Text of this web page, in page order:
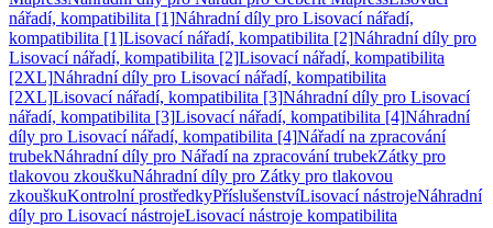
nářadí, kompatibilita [1]Náhradní díly pro Lisovací nářadí,
kompatibilita [1]Lisovací nářadí, kompatibilita [2]Náhradní díly pro
Lisovací nářadí, kompatibilita [2]Lisovací nářadí, kompatibilita
[2XL]Náhradní díly pro Lisovací nářadí, kompatibilita
[2XL]Lisovací nářadí, kompatibilita [3]Náhradní díly pro Lisovací
nářadí, kompatibilita [3]Lisovací nářadí, kompatibilita [4]Náhradní
díly pro Lisovací nářadí, kompatibilita [4]Nářadí na zpracování
trubekNáhradní díly pro Nářadí na zpracování trubekZátky pro
tlakovou zkouškuNáhradní díly pro Zátky pro tlakovou
zkouškuKontrolní prostředkyPříslušenstvíLisovací nástrojeNáhradní
díly pro Lisovací nástrojeLisovací nástroje kompatibilita